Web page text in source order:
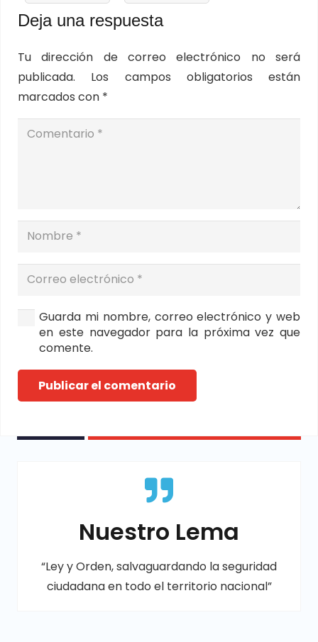
Deja una respuesta
Tu dirección de correo electrónico no será
publicada.
Los campos obligatorios están
marcados con *
Guarda mi nombre, correo electrónico y web
en este navegador para la próxima vez que
comente.
Publicar el comentario
Nuestro Lema
“Ley y Orden, salvaguardando la seguridad
ciudadana en todo el territorio nacional”